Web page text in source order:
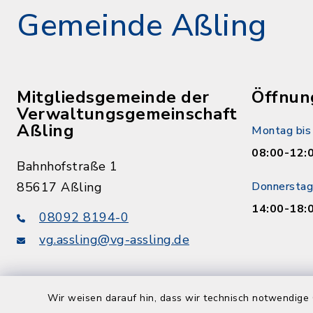
Wir weisen darauf hin, dass wir technisch
Gemeinde Aßling
Mitgliedsgemeinde der
Verwaltungsgemeinschaft
Aßling
Bahnhofstraße 1
85617 Aßling
08092 8194-0
vg.assling@vg-assling.de
Montag
08:00-
14:00-